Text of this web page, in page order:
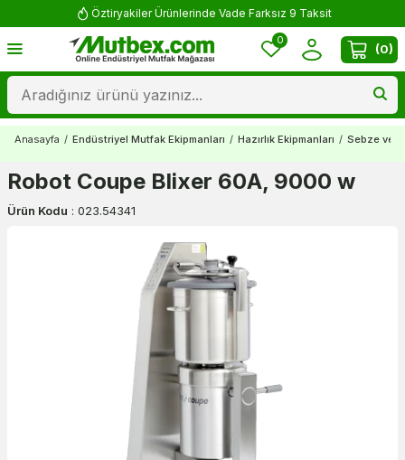
Öztiryakiler Ürünlerinde Vade Farksız 9 Taksit
0
(0)
Anasayfa / Endüstriyel Mutfak Ekipmanları / Hazırlık Ekipmanları / Sebze ve
Robot Coupe Blixer 60A, 9000 w
Ürün Kodu : 023.54341